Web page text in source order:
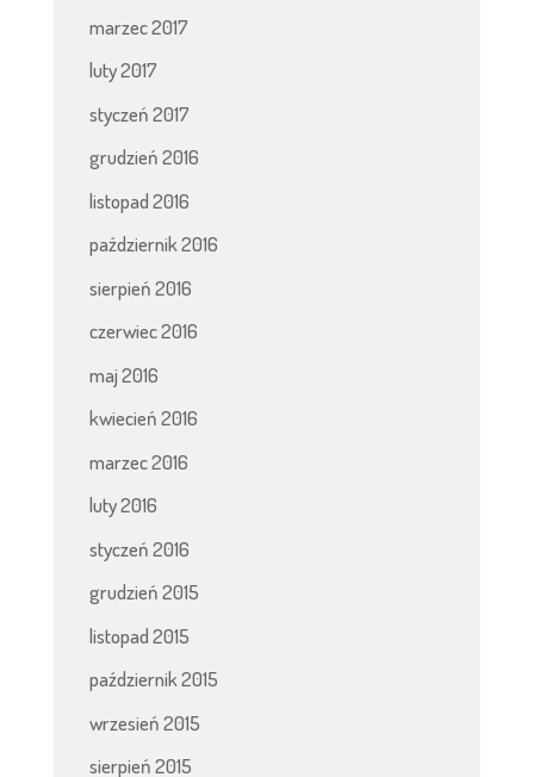
marzec 2017
luty 2017
styczeń 2017
grudzień 2016
listopad 2016
październik 2016
sierpień 2016
czerwiec 2016
maj 2016
kwiecień 2016
marzec 2016
luty 2016
styczeń 2016
grudzień 2015
listopad 2015
październik 2015
wrzesień 2015
sierpień 2015